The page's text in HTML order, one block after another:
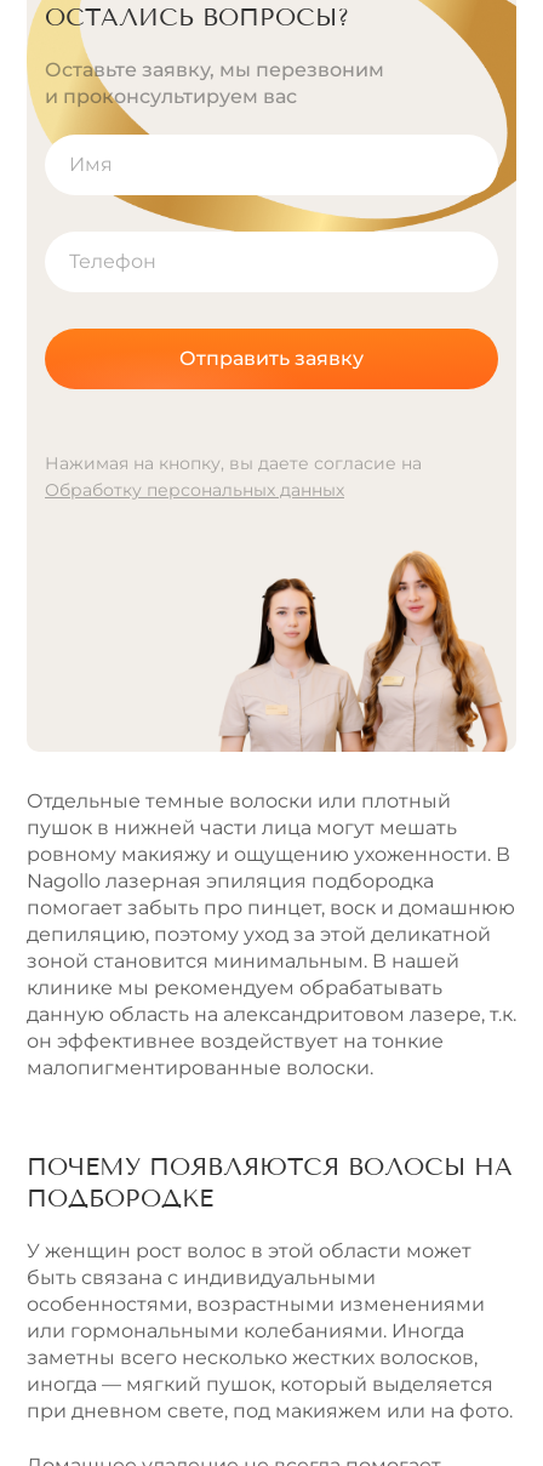
ОСТАЛИСЬ ВОПРОСЫ?
Оставьте заявку, мы перезвоним
и проконсультируем вас
Отправить заявку
Нажимая на кнопку, вы даете согласие на
Обработку персональных данных
:
Отдельные темные волоски или плотный
пушок в нижней части лица могут мешать
ровному макияжу и ощущению ухоженности. В
Nagollo лазерная эпиляция подбородка
помогает забыть про пинцет, воск и домашнюю
депиляцию, поэтому уход за этой деликатной
зоной становится минимальным. В нашей
клинике мы рекомендуем обрабатывать
данную область на александритовом лазере, т.к.
он эффективнее воздействует на тонкие
малопигментированные волоски.
ПОЧЕМУ ПОЯВЛЯЮТСЯ ВОЛОСЫ НА
ПОДБОРОДКЕ
У женщин рост волос в этой области может
быть связана с индивидуальными
особенностями, возрастными изменениями
или гормональными колебаниями. Иногда
заметны всего несколько жестких волосков,
иногда — мягкий пушок, который выделяется
при дневном свете, под макияжем или на фото.